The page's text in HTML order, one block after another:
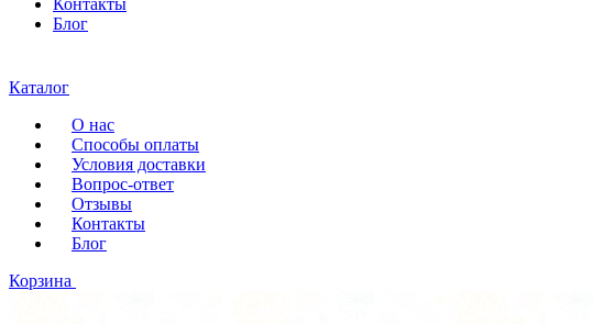
Контакты
Блог
Каталог
О нас
Способы оплаты
Условия доставки
Вопрос-ответ
Отзывы
Контакты
Блог
Корзина